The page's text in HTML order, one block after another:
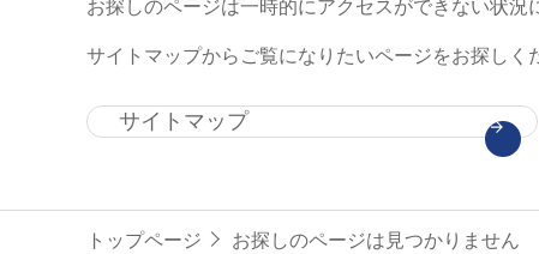
お探しのページは一時的にアクセスができない状況
サイトマップからご覧になりたいページをお探しく
サイトマップ
トップページ お探しのページは見つかりません